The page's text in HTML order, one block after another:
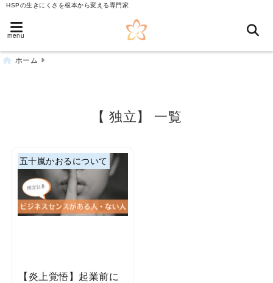
HSPの生きにくさを根本から変える専門家
menu
ホーム
【 独立】 一覧
五十嵐かおるについて
【炎上覚悟】起業前に